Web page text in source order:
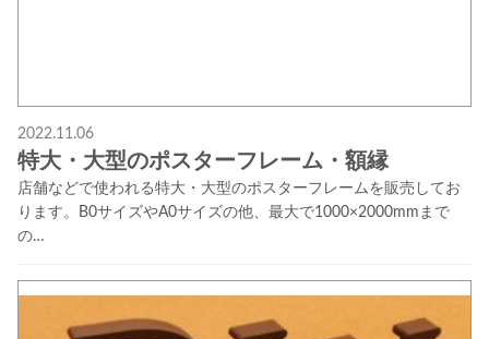
2022.11.06
特大・大型のポスターフレーム・額縁
店舗などで使われる特大・大型のポスターフレームを販売してお
ります。B0サイズやA0サイズの他、最大で1000×2000mmまで
の…